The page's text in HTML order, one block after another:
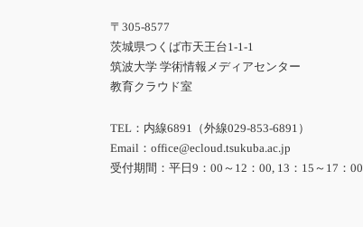
〒305-8577
茨城県つくば市天王台1-1-1
筑波大学 学術情報メディアセンター
教育クラウド室
TEL：内線6891（外線029-853-6891）
Email：office@ecloud.tsukuba.ac.jp
受付期間：平日9：00～12：00, 13：15～17：00